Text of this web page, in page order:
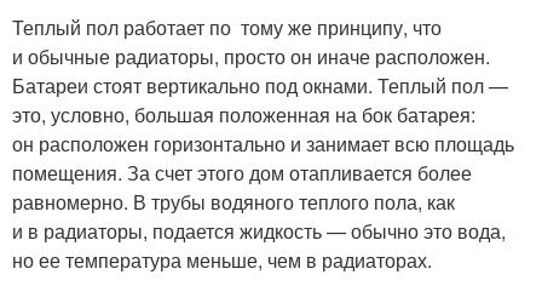
Теплый пол работает по тому же принципу, что
и обычные радиаторы, просто он иначе расположен.
Батареи стоят вертикально под окнами. Теплый пол —
это, условно, большая положенная на бок батарея:
он расположен горизонтально и занимает всю площадь
помещения. За счет этого дом отапливается более
равномерно. В трубы водяного теплого пола, как
и в радиаторы, подается жидкость — обычно это вода,
но ее температура меньше, чем в радиаторах.